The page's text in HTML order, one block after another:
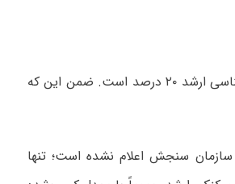
بر اساس اعلام سازمان سنجش، تأثیر معدل در رتبه کنکور کارشناسی ارشد ۲۰ درصد است. ضمن این که
سنجش اعلام نشده است؛ تنها